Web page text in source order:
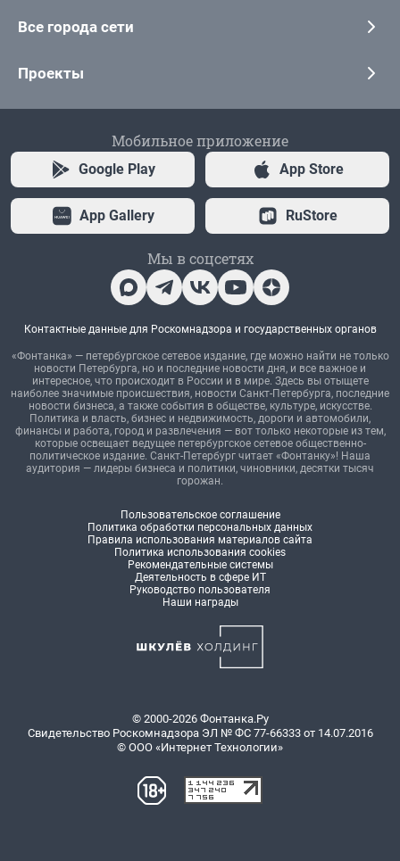
Все города сети
Проекты
Мобильное приложение
Google Play App Store
App Gallery RuStore
Мы в соцсетях
Контактные данные для Роскомнадзора и государственных органов
«Фонтанка» — петербургское сетевое издание, где можно найти не только
новости Петербурга, но и последние новости дня, и все важное и
интересное, что происходит в России и в мире. Здесь вы отыщете
наиболее значимые происшествия, новости Санкт-Петербурга, последние
новости бизнеса, а также события в обществе, культуре, искусстве.
Политика и власть, бизнес и недвижимость, дороги и автомобили,
финансы и работа, город и развлечения — вот только некоторые из тем,
которые освещает ведущее петербургское сетевое общественно-
политическое издание. Санкт-Петербург читает «Фонтанку»! Наша
аудитория — лидеры бизнеса и политики, чиновники, десятки тысяч
горожан.
Пользовательское соглашение
Политика обработки персональных данных
Правила использования материалов сайта
Политика использования cookies
Рекомендательные системы
Деятельность в сфере ИТ
Руководство пользователя
Наши награды
© 2000-2026 Фонтанка.Ру
Свидетельство Роскомнадзора ЭЛ № ФС 77-66333 от 14.07.2016
© ООО «Интернет Технологии»